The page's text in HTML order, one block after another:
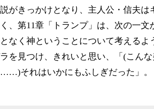
がきっかけとなり、主人公・信夫は
、第11章「トランプ」は、次の一文
なく神ということについて考えるよ
を見つけ、きれいと思い、「(こん
それはいかにもふしぎだった」。